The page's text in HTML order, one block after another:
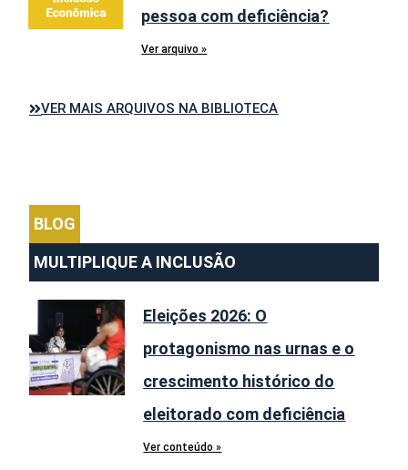
pessoa com deficiência?
Ver arquivo »
VER MAIS ARQUIVOS NA BIBLIOTECA
BLOG
MULTIPLIQUE A INCLUSÃO
Eleições 2026: O
protagonismo nas urnas e o
crescimento histórico do
eleitorado com deficiência
Ver conteúdo »